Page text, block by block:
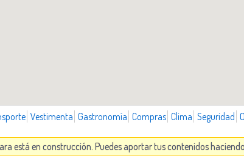
Vestimenta Gastronomía Compras Clima Seguridad
está en construcción. Puedes aportar tus contenidos